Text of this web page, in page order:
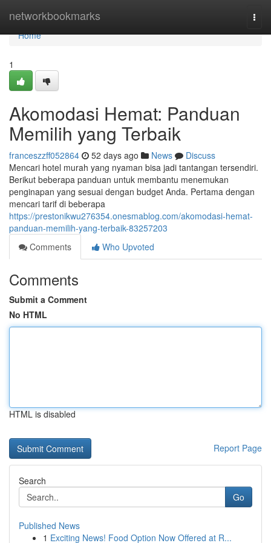
networkbookmarks
Home
Home
1
Akomodasi Hemat: Panduan
Memilih yang Terbaik
franceszzff052864 52 days ago News
Discuss
Mencari hotel murah yang nyaman bisa jadi tantangan tersendiri.
Berikut beberapa panduan untuk membantu menemukan
penginapan yang sesuai dengan budget Anda. Pertama dengan
mencari tarif di beberapa
https://prestonikwu276354.onesmablog.com/akomodasi-hemat-
panduan-memilih-yang-terbaik-83257203
Comments
Who Upvoted
Comments
Submit a Comment
No HTML
HTML is disabled
Report Page
Search
Go
Published News
1 Exciting News! Food Option Now Offered at R...